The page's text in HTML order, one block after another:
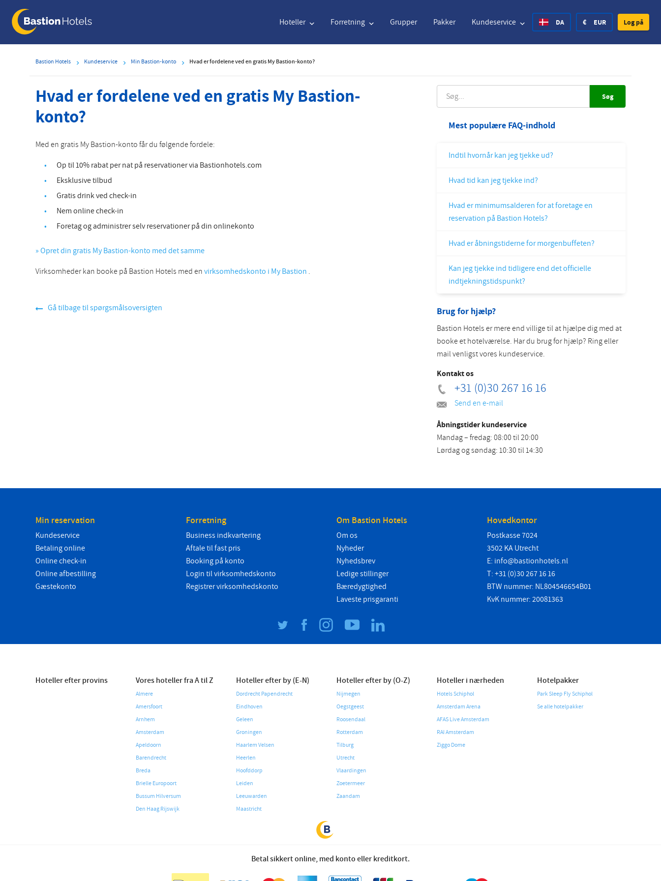
main
content
Hoteller Forretning Grupper Pakker Kundeservice DA
Hrvatski
Finnish
Czech
€ EUR
zł
Sweden Krona CHF
Log på
Bastion Hotels Kundeservice Min Bastion-konto Hvad er fordelene ved en gratis My Bastion-konto?
Hvad er fordelene ved en gratis My Bastion-
konto?
Med en gratis My Bastion-konto får du følgende fordele:
Op til 10% rabat per nat på reservationer via Bastionhotels.com
Eksklusive tilbud
Gratis drink ved check-in
Nem online check-in
Foretag og administrer selv reservationer på din onlinekonto
» Opret din gratis My Bastion-konto med det samme
Virksomheder kan booke på Bastion Hotels med envirksomhedskonto i My Bastion .
Gå tilbage til spørgsmålsoversigten
Mest populære FAQ-indhold
Indtil hvornår kan jeg tjekke ud?
Hvad tid kan jeg tjekke ind?
Hvad er minimumsalderen for at foretage en
reservation på Bastion Hotels?
Hvad er åbningstiderne for morgenbuffeten?
Kan jeg tjekke ind tidligere end det officielle
indtjekningstidspunkt?
Brug for hjælp?
Bastion Hotels er mere end villige til at hjælpe dig med at
booke et hotelværelse. Har du brug for hjælp? Ring eller
mail venligst vores kundeservice.
Kontakt os
+31 (0)30 267 16 16
Send en e-mail
Åbningstider kundeservice
Mandag – fredag: 08:00 til 20:00
Lørdag og søndag: 10:30 til 14:30
Min reservation
Kundeservice
Betaling online
Online check-in
Online afbestilling
Gæstekonto
Forretning
Business indkvartering
Aftale til fast pris
Booking på konto
Login til virksomhedskonto
Registrer virksomhedskonto
Om Bastion Hotels
Om os
Nyheder
Nyhedsbrev
Ledige stillinger
Bæredygtighed
Laveste prisgaranti
Hovedkontor
Postkasse 7024
3502 KA Utrecht
E: info@bastionhotels.nl
T: +31 (0)30 267 16 16
BTW nummer: NL804546654B01
KvK nummer: 20081363
Hoteller efter provins Vores hoteller fra A til Z
Almere
Amersfoort
Arnhem
Amsterdam
Apeldoorn
Barendrecht
Breda
Brielle Europoort
Bussum Hilversum
Den Haag Rijswijk
Hoteller efter by (E-N)
Dordrecht Papendrecht
Eindhoven
Geleen
Groningen
Haarlem Velsen
Heerlen
Hoofddorp
Leiden
Leeuwarden
Maastricht
Hoteller efter by (O-Z)
Nijmegen
Oegstgeest
Roosendaal
Rotterdam
Tilburg
Utrecht
Vlaardingen
Zoetermeer
Zaandam
Hoteller i nærheden
Hotels Schiphol
Amsterdam Arena
AFAS Live Amsterdam
RAI Amsterdam
Ziggo Dome
Hotelpakker
Park Sleep Fly Schiphol
Se alle hotelpakker
Betal sikkert online, med konto eller kreditkort.